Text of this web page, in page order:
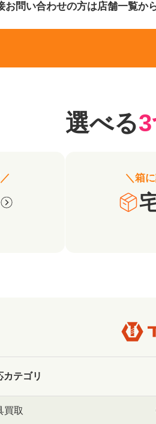
お問い合わせの方は店舗一覧か
選べる
＼箱
カテゴリ
買取